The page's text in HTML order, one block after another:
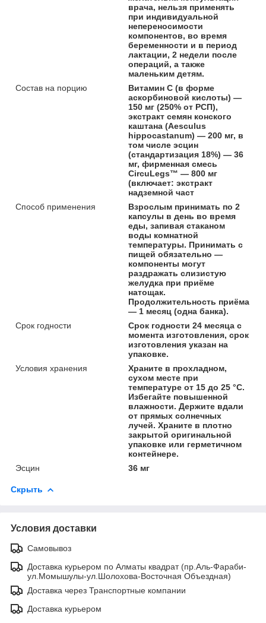
врача, нельзя применять
при индивидуальной
непереносимости
компонентов, во время
беременности и в период
лактации, 2 недели после
операций, а также
маленьким детям.
Состав на порцию
Витамин C (в форме
аскорбиновой кислоты) —
150 мг (250% от РСП),
экстракт семян конского
каштана (Aesculus
hippocastanum) — 200 мг, в
том числе эсцин
(стандартизация 18%) — 36
мг, фирменная смесь
CircuLegs™ — 800 мг
(включает: экстракт
надземной част
Способ применения
Взрослым принимать по 2
капсулы в день во время
еды, запивая стаканом
воды комнатной
температуры. Принимать с
пищей обязательно —
компоненты могут
раздражать слизистую
желудка при приёме
натощак.
Продолжительность приёма
— 1 месяц (одна банка).
Срок годности
Срок годности 24 месяца с
момента изготовления, срок
изготовления указан на
упаковке.
Условия хранения
Храните в прохладном,
сухом месте при
температуре от 15 до 25 °С.
Избегайте повышенной
влажности. Держите вдали
от прямых солнечных
лучей. Храните в плотно
закрытой оригинальной
упаковке или герметичном
контейнере.
Эсцин
36 мг
Скрыть
Условия доставки
Самовывоз
Доставка курьером по Алматы квадрат (пр.Аль-Фараби-
ул.Момышулы-ул.Шолохова-Восточная Объездная)
Доставка через Транспортные компании
Доставка курьером